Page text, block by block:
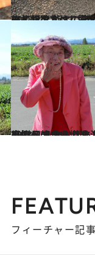
2018.2.9
マイル欲しさに飛んだ冬の札幌で 鮨とパフェとラーメンをす
旅＆お出かけ
2019.3.5
2泊3日でぶらり北海道の東側へ 名物おばあちゃんの絶品朝食も
旅＆お出かけ
フィーチャー記事